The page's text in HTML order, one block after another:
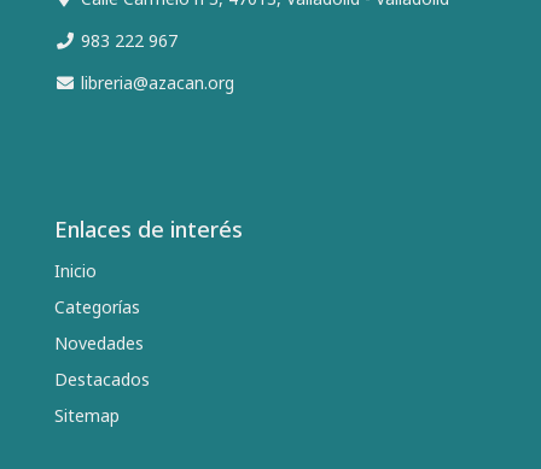
983 222 967
libreria@azacan.org
Enlaces de interés
Inicio
Categorías
Novedades
Destacados
Sitemap